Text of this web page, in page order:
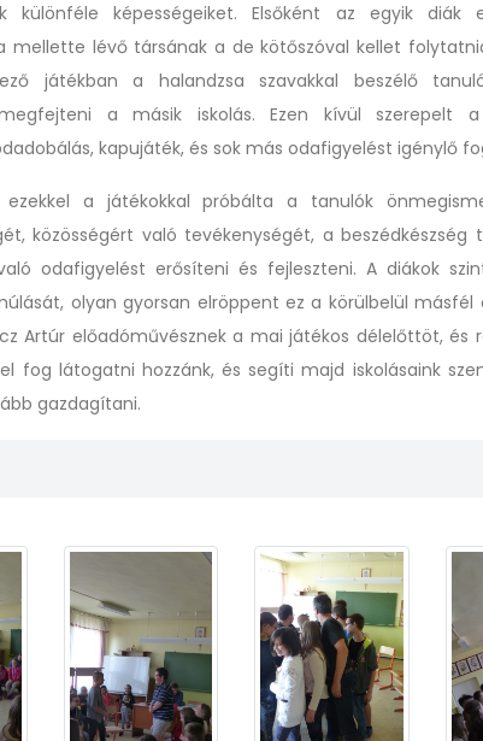
különféle képességeiket. Elsőként az egyik diák
mellette lévő társának a de kötőszóval kellet
játékban a halandzsa szavakkal beszélő
a másik iskolás. Ezen kívül szerepelt a
kapujáték, és sok más odafigyelést igénylő
ezekkel a játékokkal próbálta a tanulók
közösségért való tevékenységét, a beszédkészség
odafigyelést erősíteni és fejleszteni. A diákok
olyan gyorsan elröppent ez a körülbelül másfél
Artúr előadóművésznek a mai játékos délelőttöt, és
fog látogatni hozzánk, és segíti majd iskolásaink
gazdagítani.